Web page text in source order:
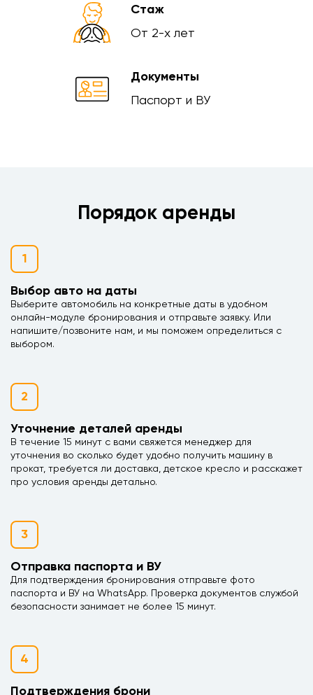
Стаж
От 2-х лет
Документы
Паспорт и ВУ
Порядок аренды
1
Выбор авто на даты
Выберите автомобиль на конкретные даты в удобном
онлайн-модуле бронирования и отправьте заявку. Или
напишите/позвоните нам, и мы поможем определиться с
выбором.
2
Уточнение деталей аренды
В течение 15 минут с вами свяжется менеджер для
уточнения во сколько будет удобно получить машину в
прокат, требуется ли доставка, детское кресло и расскажет
про условия аренды детально.
3
Отправка паспорта и ВУ
Для подтверждения бронирования отправьте фото
паспорта и ВУ на WhatsApp. Проверка документов службой
безопасности занимает не более 15 минут.
4
Подтверждения брони